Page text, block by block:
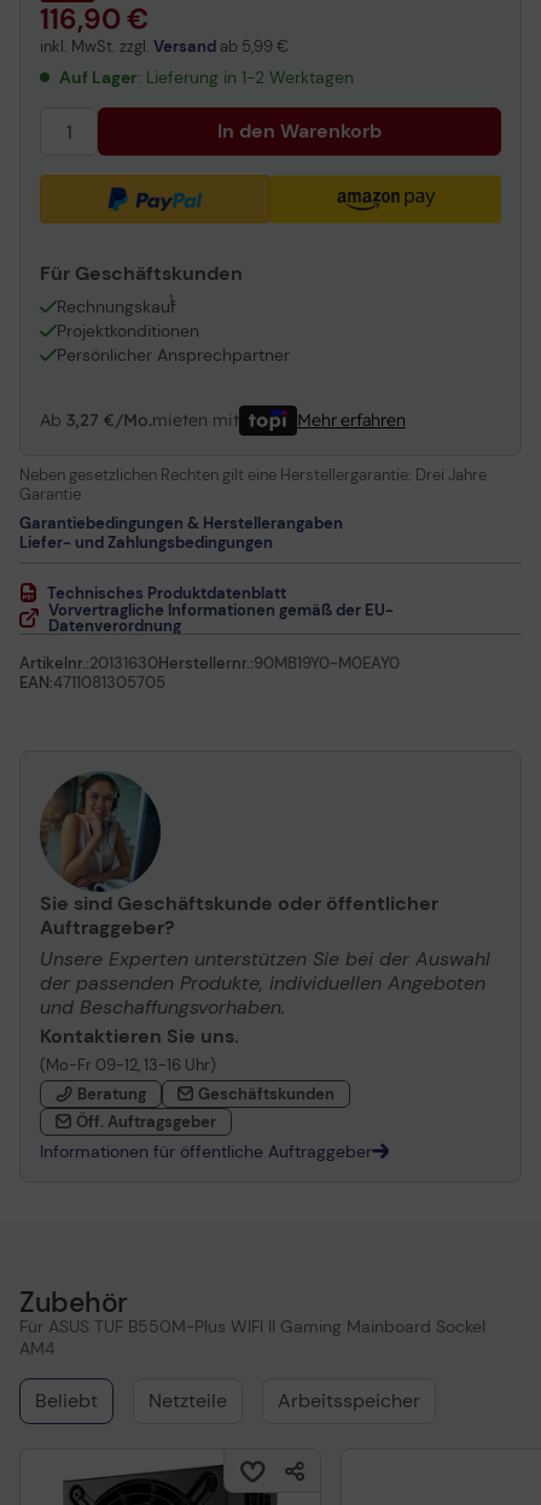
116,90 €
inkl. MwSt. zzgl. Versand ab 5,99 €
Auf Lager: Lieferung in 1-2 Werktagen
In den Warenkorb
Für Geschäftskunden
Rechnungskauf
1
Projektkonditionen
Persönlicher Ansprechpartner
Ab 3,27 €/Mo.mieten mit Mehr erfahren
Neben gesetzlichen Rechten gilt eine Herstellergarantie: Drei Jahre
Garantie
Garantiebedingungen & Herstellerangaben
Liefer- und Zahlungsbedingungen
Technisches Produktdatenblatt
Vorvertragliche Informationen gemäß der EU-
Datenverordnung
Artikelnr.:20131630Herstellernr.:90MB19Y0-M0EAY0
EAN:4711081305705
Sie sind Geschäftskunde oder öffentlicher
Auftraggeber?
Unsere Experten unterstützen Sie bei der Auswahl
der passenden Produkte, individuellen Angeboten
und Beschaffungsvorhaben.
Kontaktieren Sie uns.
(Mo-Fr 09-12, 13-16 Uhr)
Beratung
Geschäftskunden
Öff. Auftragsgeber
Informationen für öffentliche Auftraggeber
Zubehör
Für ASUS TUF B550M-Plus WIFI II Gaming Mainboard Sockel
AM4
Beliebt Netzteile Arbeitsspeicher